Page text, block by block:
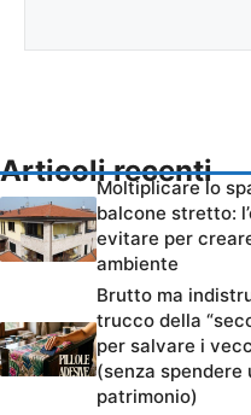
Articoli recenti
Moltiplicare lo
balcone stretto:
evitare per
ambiente
Brutto ma
trucco della
per salvare i
(senza spendere
patrimonio)